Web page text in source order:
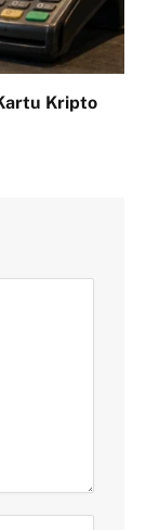
Kripto